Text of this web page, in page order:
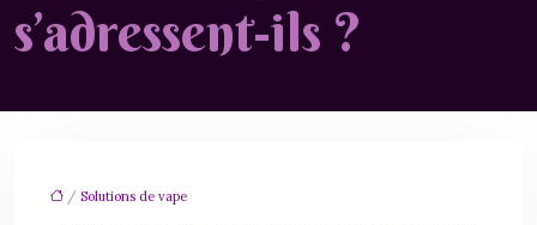
s’adressent-ils ?
/ Solutions de vape